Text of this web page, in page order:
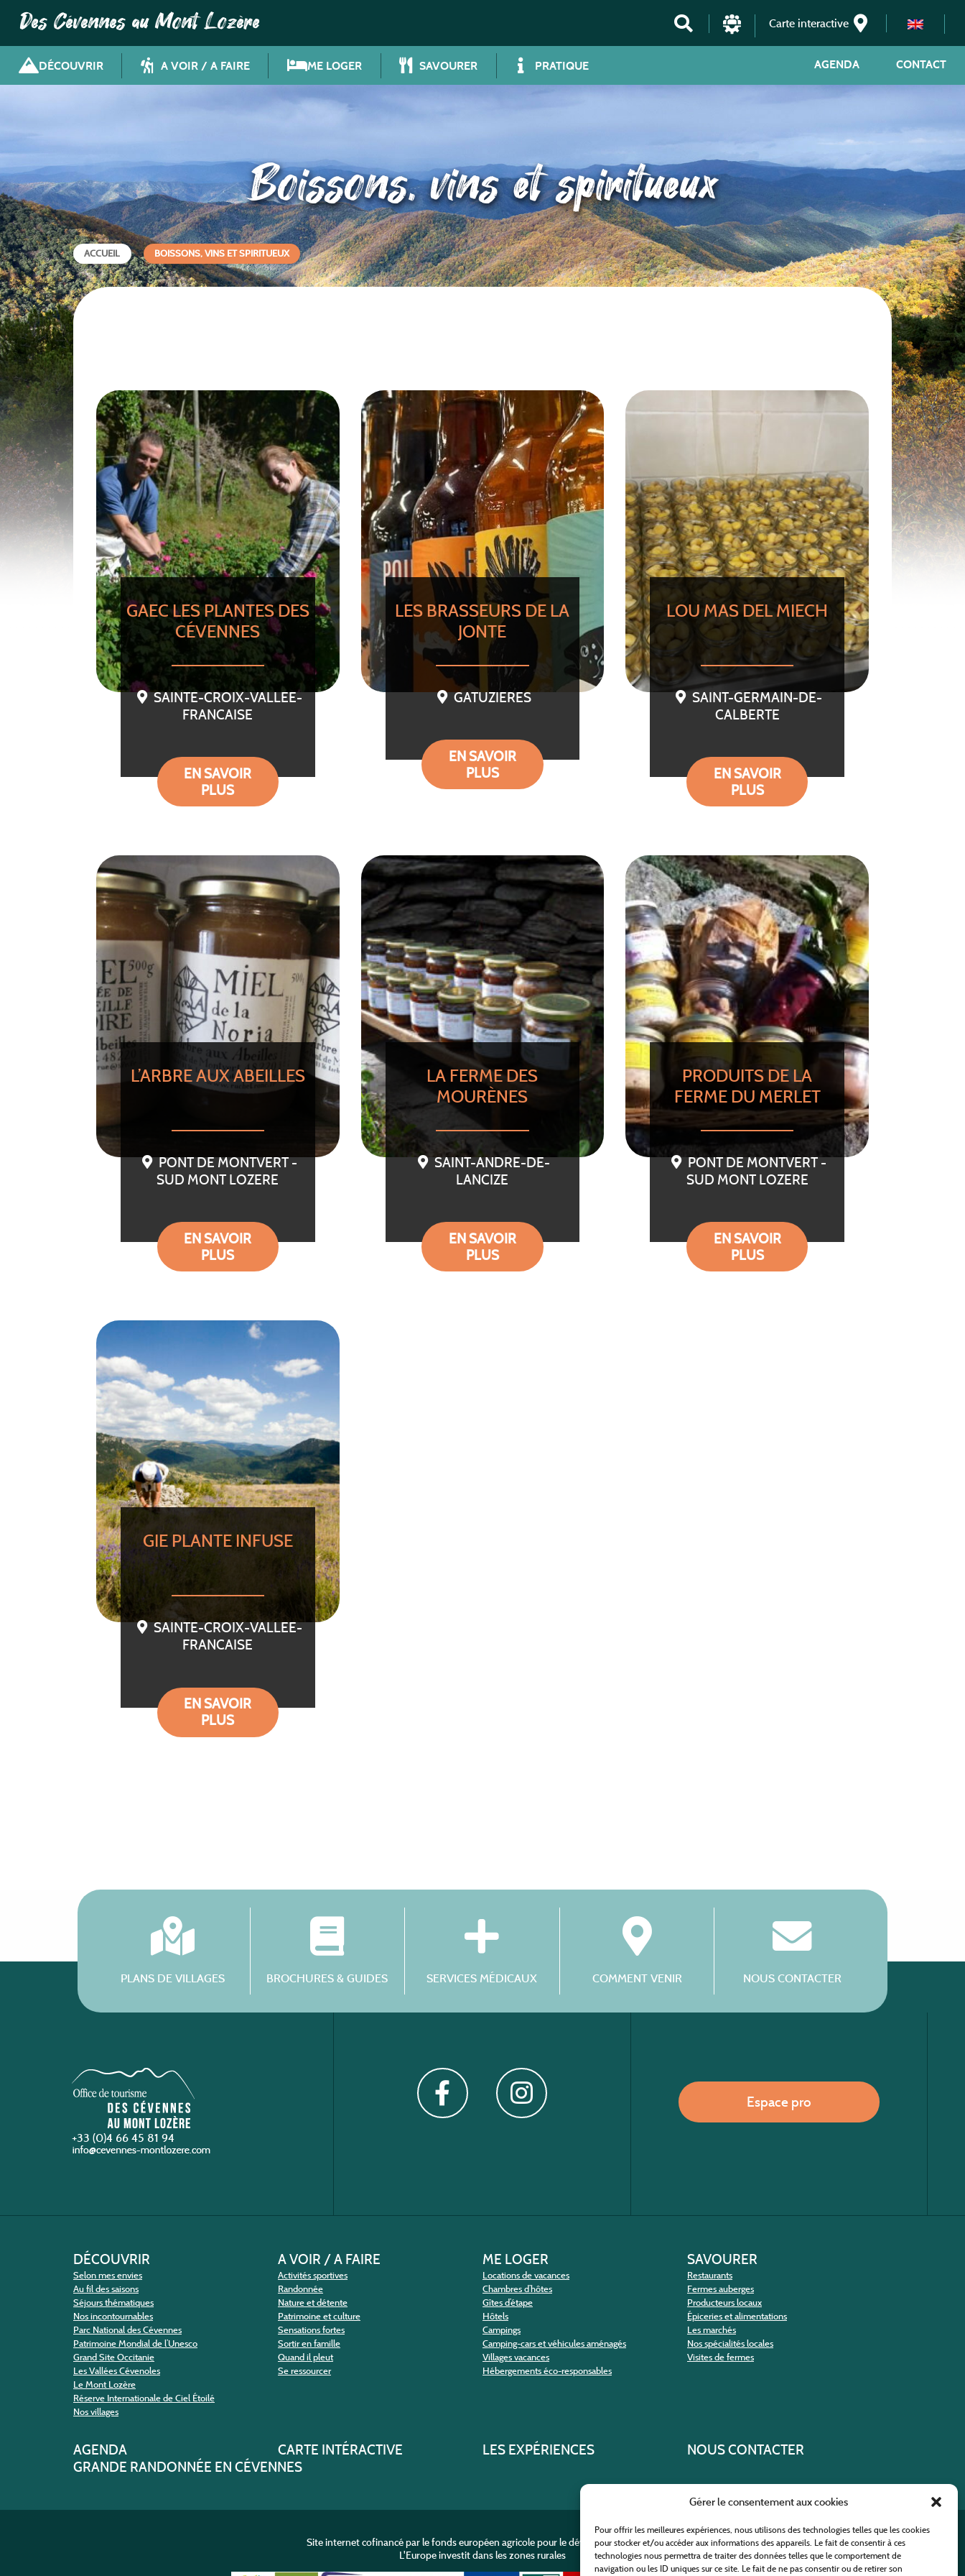
Gérer le consentement aux cookies
Pour offrir les meilleures expériences, nous utilisons des technologies telles que les cookies
pour stocker et/ou accéder aux informations des appareils. Le fait de consentir à ces
technologies nous permettra de traiter des données telles que le comportement de
navigation ou les ID uniques sur ce site. Le fait de ne pas consentir ou de retirer son
Des Cévennes au Mont Lozère Carte interactive
DÉCOUVRIR A VOIR / A FAIRE ME LOGER SAVOURER PRATIQUE CONTACT
AGENDA
Boissons, vins et spiritueux
ACCUEIL BOISSONS, VINS ET SPIRITUEUX
GAEC LES PLANTES DES
CÉVENNES
SAINTE-CROIX-VALLEE-
FRANCAISE
EN SAVOIR
PLUS
LES BRASSEURS DE LA
JONTE
GATUZIERES
EN SAVOIR
PLUS
LOU MAS DEL MIECH
SAINT-GERMAIN-DE-
CALBERTE
EN SAVOIR
PLUS
L’ARBRE AUX ABEILLES
PONT DE MONTVERT -
SUD MONT LOZERE
EN SAVOIR
PLUS
LA FERME DES
MOURÈNES
SAINT-ANDRE-DE-
LANCIZE
EN SAVOIR
PLUS
PRODUITS DE LA
FERME DU MERLET
PONT DE MONTVERT -
SUD MONT LOZERE
EN SAVOIR
PLUS
GIE PLANTE INFUSE
SAINTE-CROIX-VALLEE-
FRANCAISE
EN SAVOIR
PLUS
PLANS DE VILLAGES BROCHURES & GUIDES SERVICES MÉDICAUX COMMENT VENIR NOUS CONTACTER
+33 (0)4 66 45 81 94
Espace pro
DÉCOUVRIR
Selon mes envies
Au fil des saisons
Séjours thématiques
Nos incontournables
Parc National des Cévennes
Patrimoine Mondial de l’Unesco
Grand Site Occitanie
Les Vallées Cévenoles
Le Mont Lozère
Réserve Internationale de Ciel Étoilé
Nos villages
A VOIR / A FAIRE
Activités sportives
Randonnée
Nature et détente
Patrimoine et culture
Sensations fortes
Sortir en famille
Quand il pleut
Se ressourcer
ME LOGER
Locations de vacances
Chambres d’hôtes
Gîtes d’étape
Hôtels
Campings
Camping-cars et véhicules aménagés
Villages vacances
Hébergements éco-responsables
SAVOURER
Restaurants
Fermes auberges
Producteurs locaux
Épiceries et alimentations
Les marchés
Nos spécialités locales
Visites de fermes
AGENDA CARTE INTÉRACTIVE LES EXPÉRIENCES
NOUS CONTACTER
GRANDE RANDONNÉE EN CÉVENNES
Site internet cofinancé par le fonds européen agricole pour le développement rural
L'Europe investit dans les zones rurales